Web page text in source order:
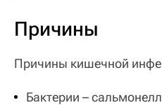
Причины
Причины кишечной
Бактерии –